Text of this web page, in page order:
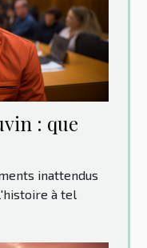
: que
inattendus
à tel